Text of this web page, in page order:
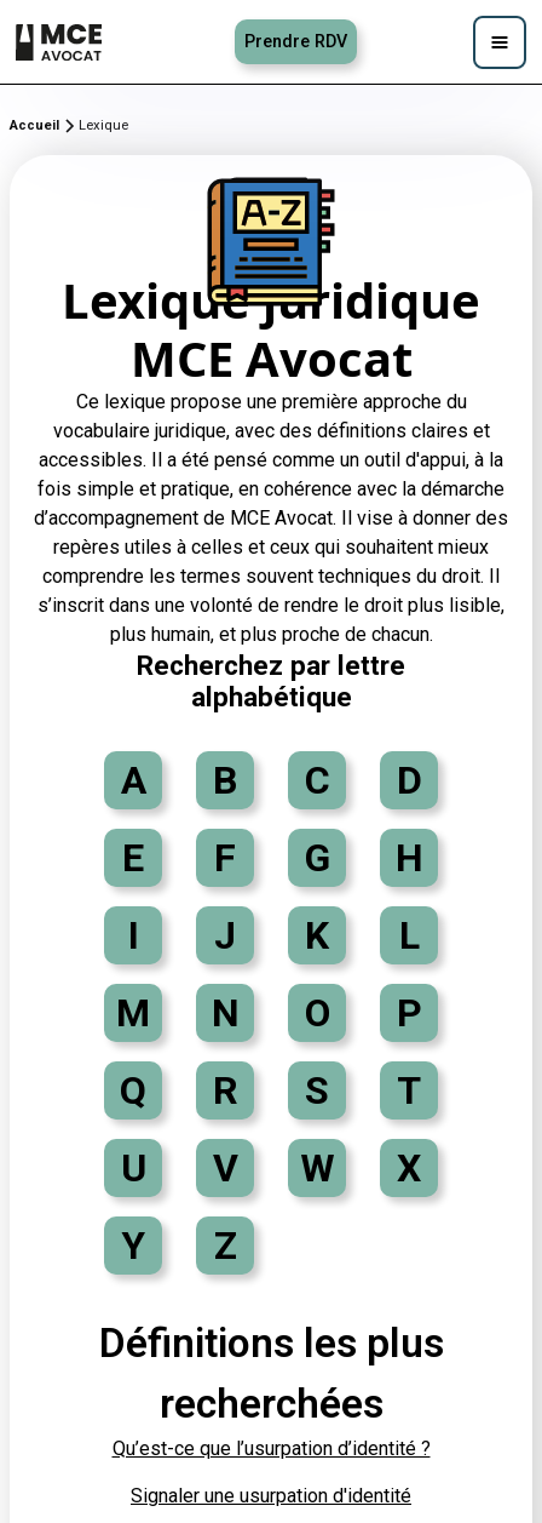
Prendre RDV
Accueil Lexique
Lexique juridique
MCE Avocat
Ce lexique propose une première approche du
vocabulaire juridique, avec des définitions claires et
accessibles. Il a été pensé comme un outil d'appui, à la
fois simple et pratique, en cohérence avec la démarche
d’accompagnement de MCE Avocat. Il vise à donner des
repères utiles à celles et ceux qui souhaitent mieux
comprendre les termes souvent techniques du droit. Il
s’inscrit dans une volonté de rendre le droit plus lisible,
plus humain, et plus proche de chacun.
Recherchez par lettre
alphabétique
A B C
D
E
F G
H
I
J K
L
M
N O
P
Q
R S
T
U
V W
X
Y
Z
Définitions les plus
recherchées
Qu’est-ce que l’usurpation d’identité ?
Signaler une usurpation d'identité